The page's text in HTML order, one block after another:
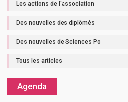
Les actions de l'association
Des nouvelles des diplômés
Des nouvelles de Sciences Po
Tous les articles
Agenda